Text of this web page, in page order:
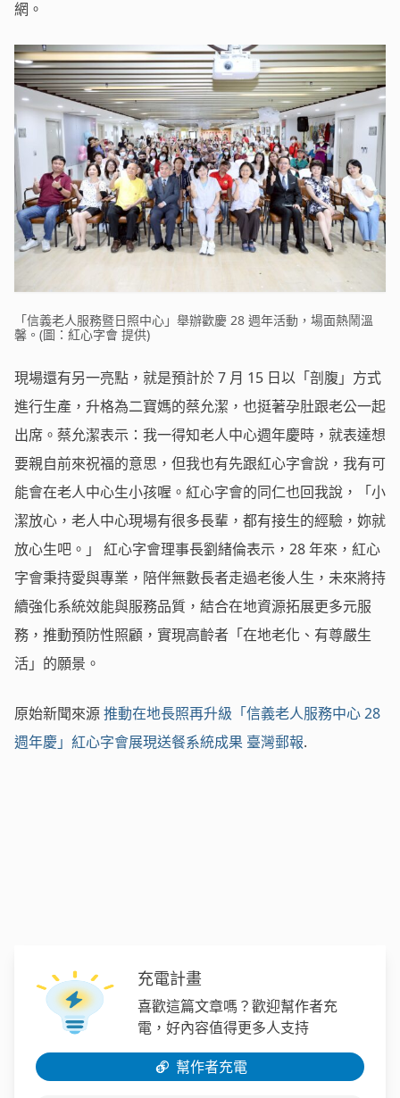
網。
「信義老人服務暨日照中心」舉辦歡慶 28 週年活動，場面熱鬧溫
馨。(圖：紅心字會 提供)
現場還有另一亮點，就是預計於 7 月 15 日以「剖腹」方式
進行生產，升格為二寶媽的蔡允潔，也挺著孕肚跟老公一起
出席。蔡允潔表示：我一得知老人中心週年慶時，就表達想
要親自前來祝福的意思，但我也有先跟紅心字會說，我有可
能會在老人中心生小孩喔。紅心字會的同仁也回我說，「小
潔放心，老人中心現場有很多長輩，都有接生的經驗，妳就
放心生吧。」 紅心字會理事長劉緒倫表示，28 年來，紅心
字會秉持愛與專業，陪伴無數長者走過老後人生，未來將持
續強化系統效能與服務品質，結合在地資源拓展更多元服
務，推動預防性照顧，實現高齡者「在地老化、有尊嚴生
活」的願景。
原始新聞來源推動在地長照再升級「信義老人服務中心 28
週年慶」紅心字會展現送餐系統成果 臺灣郵報.
充電計畫
喜歡這篇文章嗎？歡迎幫作者充
電，好內容值得更多人支持
幫作者充電